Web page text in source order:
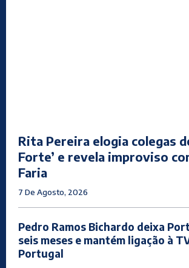
Rita Pereira elogia colegas
Forte’ e revela improviso
Faria
7 De Agosto, 2026
Pedro Ramos Bichardo deixa
seis meses e mantém ligação à
Portugal